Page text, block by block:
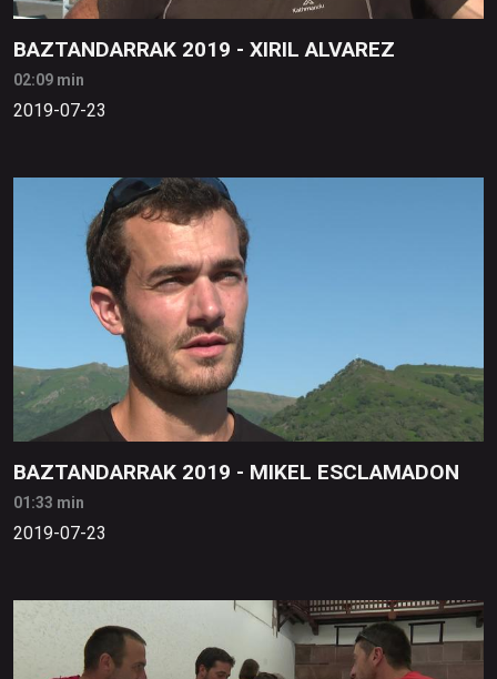
BAZTANDARRAK 2019 - XIRIL ALVAREZ
02:09 min
2019-07-23
BAZTANDARRAK 2019 - MIKEL ESCLAMADON
01:33 min
2019-07-23